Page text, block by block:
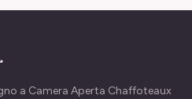
a Camera Aperta Chaffoteaux